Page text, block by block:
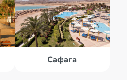
Сафага